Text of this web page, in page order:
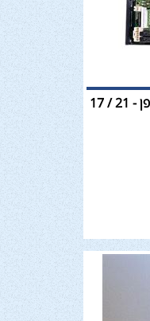
כרטיס פיקוד ראשי למחמם מים בגז Noritz יפן - 21 / 17